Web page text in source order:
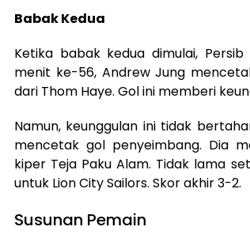
Babak Kedua
Ketika babak kedua dimulai,
menit ke-56, Andrew Jung
dari Thom Haye. Gol ini memberi
Namun, keunggulan ini tidak
mencetak gol penyeimbang. Dia
kiper Teja Paku Alam. Tidak lama
untuk Lion City Sailors. Skor akhir 3-2.
Susunan Pemain